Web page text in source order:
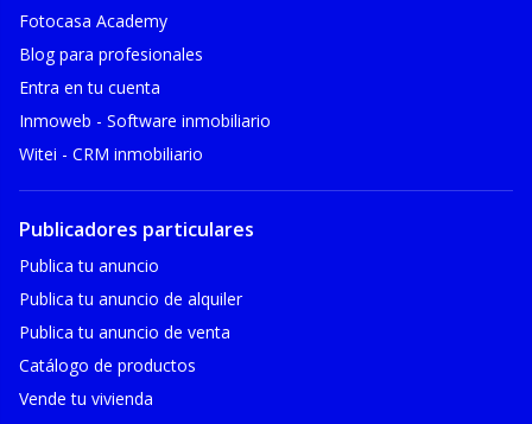
Fotocasa Academy
Blog para profesionales
Entra en tu cuenta
Inmoweb - Software inmobiliario
Witei - CRM inmobiliario
Publicadores particulares
Publica tu anuncio
Publica tu anuncio de alquiler
Publica tu anuncio de venta
Catálogo de productos
Vende tu vivienda